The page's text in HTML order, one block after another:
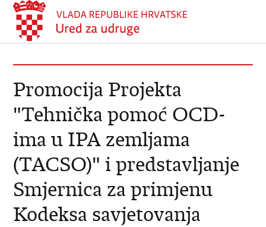
Promocija Projekta
"Tehnička pomoć OCD-
ima u IPA zemljama
(TACSO)" i predstavljanje
Smjernica za primjenu
Kodeksa savjetovanja